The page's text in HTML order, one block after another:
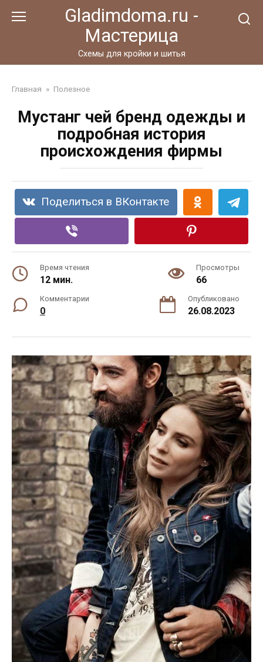
Gladimdoma.ru -
Мастерица
Схемы для кройки и шитья
Главная » Полезное
Мустанг чей бренд одежды и
подробная история
происхождения фирмы
Поделиться в ВКонтакте
Время чтения
12 мин.
Просмотры
66
Комментарии
0
Опубликовано
26.08.2023